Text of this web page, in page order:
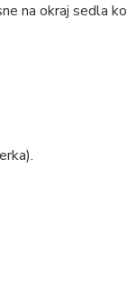
na okraj sedla